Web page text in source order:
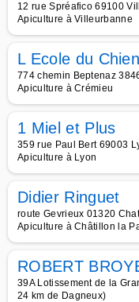
12 rue Spréafico 69100
Apiculture à Villeurbanne
L Ecole du Chien
774 chemin Beptenaz
Apiculture à Crémieu
1 Miel et Plus
359 rue Paul Bert 69003
Apiculture à Lyon
Didier Ringuet
route Gevrieux 01320
Apiculture à Châtillon la
ROBERT
39A Lotissement de la
24 km de Dagneux)